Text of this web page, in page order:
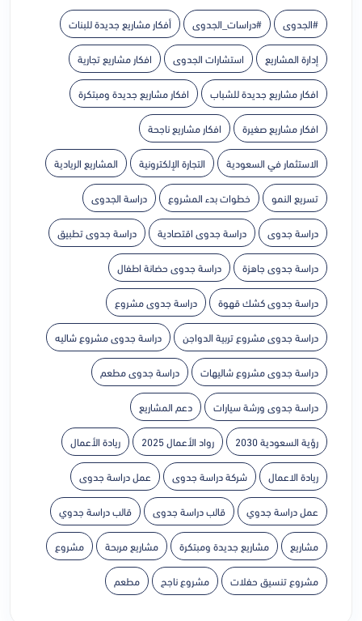
#الجدوى #دراسات_الجدوى أفكار مشاريع جديدة للبنات
إدارة المشاريع استشارات الجدوى افكار مشاريع تجارية
افكار مشاريع جديدة للشباب افكار مشاريع جديدة ومبتكرة
افكار مشاريع صغيرة افكار مشاريع ناجحة
الاستثمار في السعودية التجارة الإلكترونية المشاريع الريادية
تسريع النمو خطوات بدء المشروع دراسة الجدوى
دراسة جدوى دراسة جدوى اقتصادية دراسة جدوى تطبيق
دراسة جدوى جاهزة دراسة جدوى حضانة اطفال
دراسة جدوى كشك قهوة دراسة جدوى مشروع
دراسة جدوى مشروع تربية الدواجن دراسة جدوى مشروع شاليه
دراسة جدوى مشروع شاليهات دراسة جدوى مطعم
دراسة جدوى ورشة سيارات دعم المشاريع
رؤية السعودية 2030 رواد الأعمال 2025 ريادة الأعمال
ريادة الاعمال شركة دراسة جدوى عمل دراسة جدوى
عمل دراسة جدوي قالب دراسة جدوى قالب دراسة جدوي
مشاريع مشاريع جديدة ومبتكرة مشاريع مربحة مشروع
مشروع تنسيق حفلات مشروع ناجح مطعم